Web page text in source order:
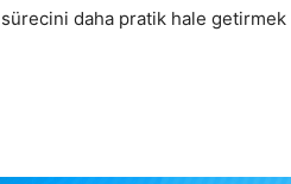
daha pratik hale getirmek